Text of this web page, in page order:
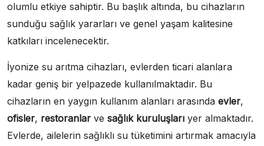
olumlu etkiye sahiptir. Bu başlık altında, bu cihazların
sunduğu sağlık yararları ve genel yaşam kalitesine
katkıları incelenecektir.
İyonize su arıtma cihazları, evlerden ticari alanlara
kadar geniş bir yelpazede kullanılmaktadır. Bu
cihazların en yaygın kullanım alanları arasında evler,
ofisler, restoranlar ve sağlık kuruluşları yer almaktadır.
Evlerde, ailelerin sağlıklı su tüketimini artırmak amacıyla